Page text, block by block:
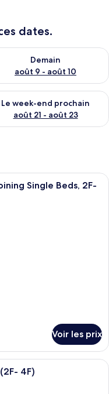
dates.
8 - août 9
Demain
août 9 - août 10
la disponibilité pour
août 14 - août 16
Le week-end prochain
août 21 - août 23
la disponibilité pour
d’hôtel dotée d’un
Single Beds, 2F-
Voir les prix
d’hôtel avec deux lits,
4F)